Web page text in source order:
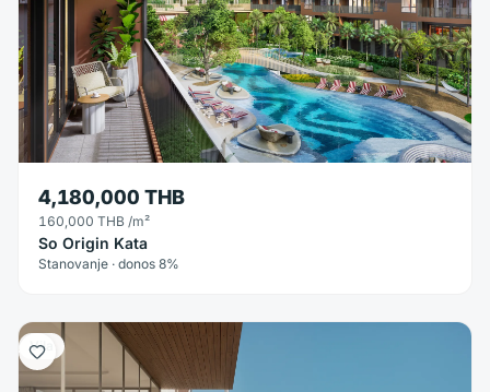
4,180,000 THB
160,000 THB /m²
So Origin Kata
Stanovanje · donos 8%
Vila